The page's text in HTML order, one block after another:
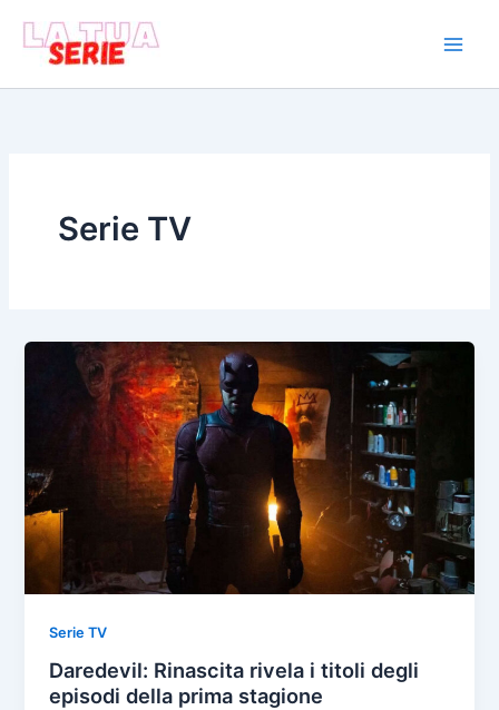
contenuto
Serie TV
Serie TV
Daredevil: Rinascita rivela i titoli degli
episodi della prima stagione